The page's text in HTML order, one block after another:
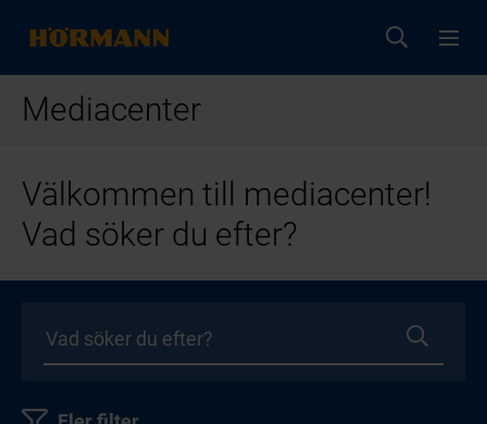
Mediacenter
Välkommen till mediacenter!
Vad söker du efter?